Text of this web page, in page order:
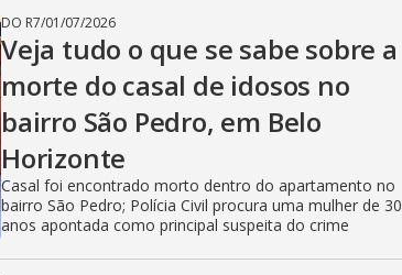
DO R7/01/07/2026
Veja tudo o que se sabe sobre a
morte do casal de idosos no
bairro São Pedro, em Belo
Horizonte
Casal foi encontrado morto dentro do apartamento no
bairro São Pedro; Polícia Civil procura uma mulher de 30
anos apontada como principal suspeita do crime